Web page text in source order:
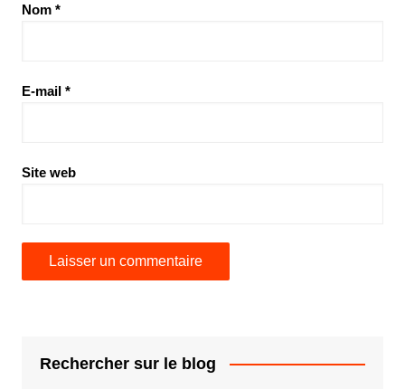
Nom *
E-mail *
Site web
Rechercher sur le blog